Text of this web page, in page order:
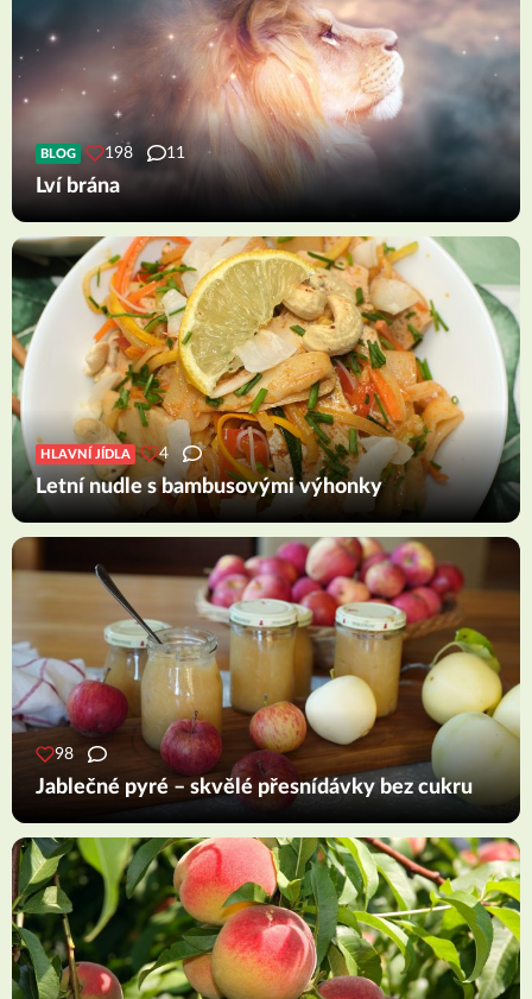
BLOG 198 11
Lví brána
HLAVNÍ JÍDLA 4
Letní nudle s bambusovými výhonky
98
Jablečné pyré – skvělé přesnídávky bez cukru